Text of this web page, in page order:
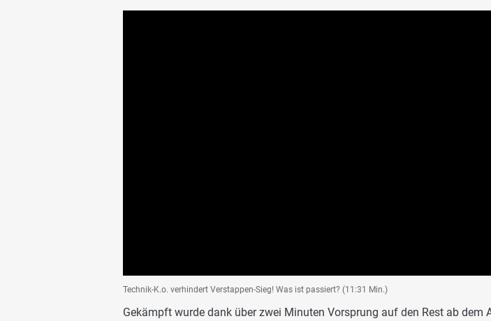
Technik-K.o. verhindert Verstappen-Sieg! Was ist passiert? (11:31 Min.)
Gekämpft wurde dank über zwei Minuten Vorsprung auf den Rest ab dem